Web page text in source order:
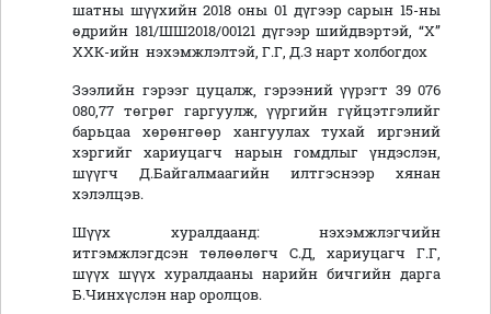
шатны шүүхийн 2018 оны 01 дүгээр сарын 15-ны
өдрийн 181/ШШ2018/00121 дүгээр шийдвэртэй, “Х”
ХХК-ийн нэхэмжлэлтэй, Г.Г, Д.З нарт холбогдох
Зээлийн гэрээг цуцалж, гэрээний үүрэгт 39 076
080,77 төгрөг гаргуулж, үүргийн гүйцэтгэлийг
барьцаа хөрөнгөөр хангуулах тухай иргэний
хэргийг хариуцагч нарын гомдлыг үндэслэн,
шүүгч Д.Байгалмаагийн илтгэснээр хянан
хэлэлцэв.
Шүүх хуралдаанд: нэхэмжлэгчийн
итгэмжлэгдсэн төлөөлөгч С.Д, хариуцагч Г.Г,
шүүх шүүх хуралдааны нарийн бичгийн дарга
Б.Чинхүслэн нар оролцов.